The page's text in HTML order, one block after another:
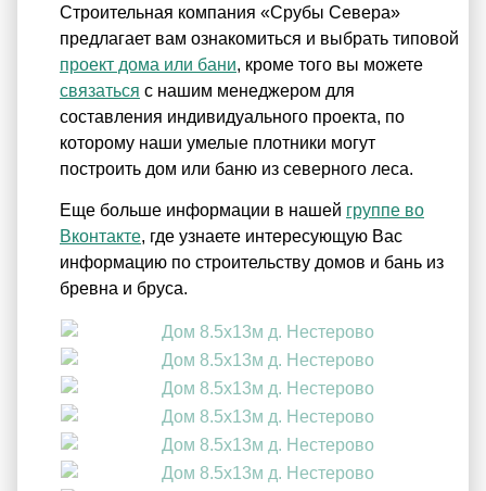
Строительная компания «Срубы Севера»
предлагает вам ознакомиться и выбрать типовой
проект дома или бани, кроме того вы можете
связаться с нашим менеджером для
составления индивидуального проекта, по
которому наши умелые плотники могут
построить дом или баню из северного леса.
Еще больше информации в нашей группе во
Вконтакте, где узнаете интересующую Вас
информацию по строительству домов и бань из
бревна и бруса.